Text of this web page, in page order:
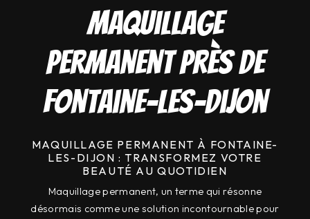
Maquillage
permanent près de
Fontaine-les-dijon
MAQUILLAGE PERMANENT À FONTAINE-
LES-DIJON : TRANSFORMEZ VOTRE
BEAUTÉ AU QUOTIDIEN
Maquillage permanent, un terme qui résonne
désormais comme une solution incontournable pour